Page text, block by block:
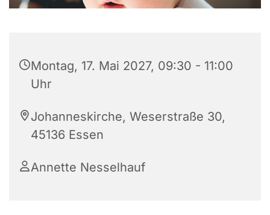
Montag, 17. Mai 2027, 09:30 - 11:00
Uhr
Johanneskirche, Weserstraße 30,
45136 Essen
Annette Nesselhauf